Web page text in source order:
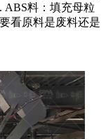
ABS料：填充母粒
看原料是废料还是